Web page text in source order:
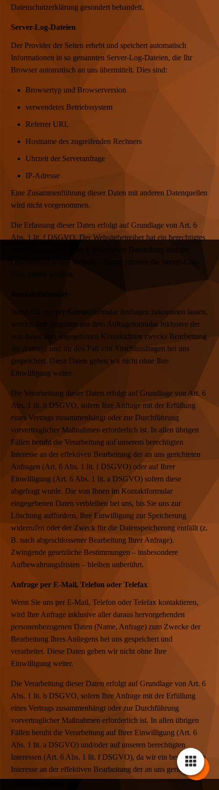
Datenschutzerklärung gesondert behandelt.
Server-Log-Dateien
Der Provider der Seiten erhebt und speichert automatisch
Informationen in so genannten Server-Log-Dateien, die Ihr
Browser automatisch an uns übermittelt. Dies sind:
Browsertyp und Browserversion
verwendetes Betriebssystem
Referrer URL
Hostname des zugreifenden Rechners
Uhrzeit der Serveranfrage
IP-Adresse
Eine Zusammenführung dieser Daten mit anderen Datenquellen
wird nicht vorgenommen.
Die Erfassung dieser Daten erfolgt auf Grundlage von Art. 6
Abs. 1 lit. f DSGVO. Der Websitebetreiber hat ein berechtigtes
Interesse an der technisch fehlerfreien Darstellung und der
Optimierung seiner Website – hierzu müssen die Server-Log-
Files erfasst werden.
Kontaktformular
Wenn Sie uns per Kontaktformular Anfragen zukommen lassen,
werden Ihre Angaben aus dem Anfrageformular inklusive der
von Ihnen dort angegebenen Kontaktdaten zwecks Bearbeitung
der Anfrage und für den Fall von Anschlussfragen bei uns
gespeichert. Diese Daten geben wir nicht ohne Ihre
Einwilligung weiter.
Die Verarbeitung dieser Daten erfolgt auf Grundlage von Art. 6
Abs. 1 lit. b DSGVO, sofern Ihre Anfrage mit der Erfüllung
eines Vertrags zusammenhängt oder zur Durchführung
vorvertraglicher Maßnahmen erforderlich ist. In allen übrigen
Fällen beruht die Verarbeitung auf unserem berechtigten
Interesse an der effektiven Bearbeitung der an uns gerichteten
Anfragen (Art. 6 Abs. 1 lit. f DSGVO) oder auf Ihrer
Einwilligung (Art. 6 Abs. 1 lit. a DSGVO) sofern diese
abgefragt wurde. Die von Ihnen im Kontaktformular
eingegebenen Daten verbleiben bei uns, bis Sie uns zur
Löschung auffordern, Ihre Einwilligung zur Speicherung
widerrufen oder der Zweck für die Datenspeicherung entfällt (z.
B. nach abgeschlossener Bearbeitung Ihrer Anfrage).
Zwingende gesetzliche Bestimmungen – insbesondere
Aufbewahrungsfristen – bleiben unberührt.
Anfrage per E-Mail, Telefon oder Telefax
Wenn Sie uns per E-Mail, Telefon oder Telefax kontaktieren,
wird Ihre Anfrage inklusive aller daraus hervorgehenden
personenbezogenen Daten (Name, Anfrage) zum Zwecke der
Bearbeitung Ihres Anliegens bei uns gespeichert und
verarbeitet. Diese Daten geben wir nicht ohne Ihre
Einwilligung weiter.
Die Verarbeitung dieser Daten erfolgt auf Grundlage von Art. 6
Abs. 1 lit. b DSGVO, sofern Ihre Anfrage mit der Erfüllung
eines Vertrags zusammenhängt oder zur Durchführung
vorvertraglicher Maßnahmen erforderlich ist. In allen übrigen
Fällen beruht die Verarbeitung auf Ihrer Einwilligung (Art. 6
Abs. 1 lit. a DSGVO) und/oder auf unseren berechtigten
Interessen (Art. 6 Abs. 1 lit. f DSGVO), da wir ein berechtigtes
Interesse an der effektiven Bearbeitung der an uns gerichteten
Anfragen haben.